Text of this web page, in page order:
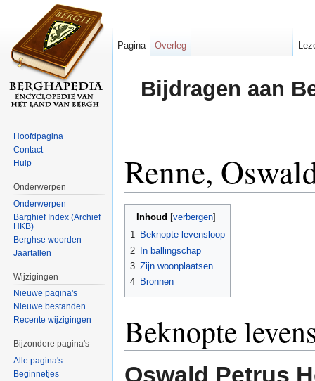
Bijdragen aan
Renne,
Inhoud verbergen
1 Beknopte levensloop
2 In ballingschap
3 Zijn woonplaatsen
4 Bronnen
Beknopte
Oswald Petrus
Pagina Overleg
Hoofdpagina
Contact
Hulp
Onderwerpen
Onderwerpen
Barghief Index (Archief
HKB)
Berghse woorden
Jaartallen
Wijzigingen
Nieuwe pagina's
Nieuwe bestanden
Recente wijzigingen
Bijzondere pagina's
Alle pagina's
Beginnetjes